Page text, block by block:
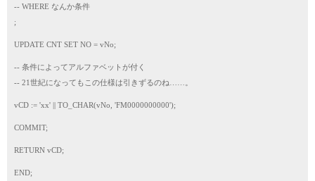
-- WHERE なんか条件
;
UPDATE CNT SET NO = vNo;
-- 条件によってアルファベットが付く
-- 21世紀になってもこの仕様は引きずるのね……。
vCD := 'xx' || TO_CHAR(vNo, 'FM0000000000');
COMMIT;
RETURN vCD;
END;